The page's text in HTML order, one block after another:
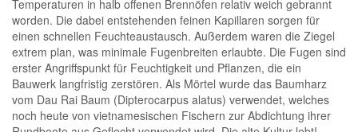
Temperaturen in halb offenen Brennöfen relativ weich gebrannt
worden. Die dabei entstehenden feinen Kapillaren sorgen für
einen schnellen Feuchteaustausch. Außerdem waren die Ziegel
extrem plan, was minimale Fugenbreiten erlaubte. Die Fugen sind
erster Angriffspunkt für Feuchtigkeit und Pflanzen, die ein
Bauwerk langfristig zerstören. Als Mörtel wurde das Baumharz
vom Dau Rai Baum (Dipterocarpus alatus) verwendet, welches
noch heute von vietnamesischen Fischern zur Abdichtung ihrer